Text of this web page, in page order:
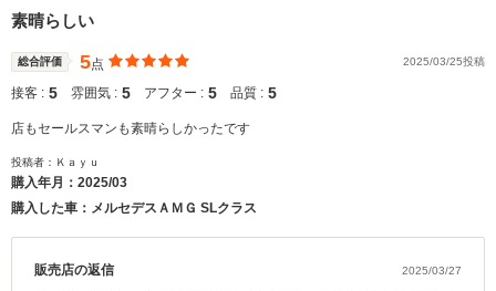
素晴らしい
総合評価 5点 2025/03/25投稿
接客 : 5 雰囲気 : 5 アフター : 5 品質 : 5
店もセールスマンも素晴らしかったです
投稿者：Ｋａｙｕ
購入年月： 2025/03
購入した車：メルセデスＡＭＧ SLクラス
販売店の返信 2025/03/27